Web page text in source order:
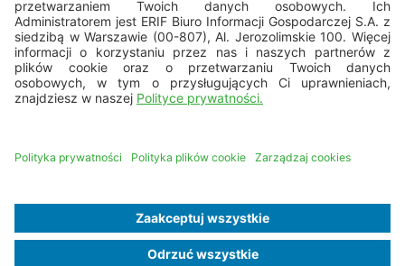
Copyright © 2026 ERIF Biuro Informacji Gospodarczej S.A.
Mapa strony
Nota prawna Dane osobowe
Polityka cookies
Deklaracja dostępności